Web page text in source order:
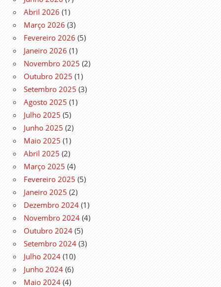
Abril 2026 (1)
Março 2026 (3)
Fevereiro 2026 (5)
Janeiro 2026 (1)
Novembro 2025 (2)
Outubro 2025 (1)
Setembro 2025 (3)
Agosto 2025 (1)
Julho 2025 (5)
Junho 2025 (2)
Maio 2025 (1)
Abril 2025 (2)
Março 2025 (4)
Fevereiro 2025 (5)
Janeiro 2025 (2)
Dezembro 2024 (1)
Novembro 2024 (4)
Outubro 2024 (5)
Setembro 2024 (3)
Julho 2024 (10)
Junho 2024 (6)
Maio 2024 (4)